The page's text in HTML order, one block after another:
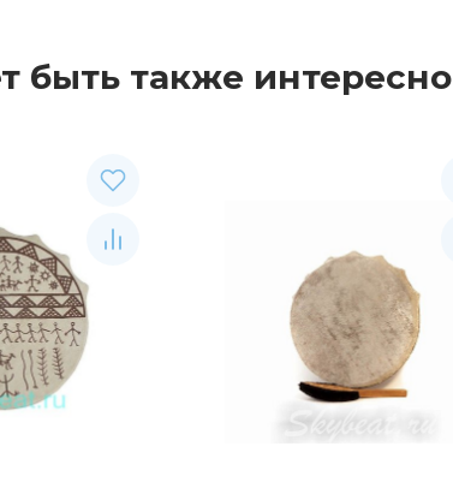
быть также интересно